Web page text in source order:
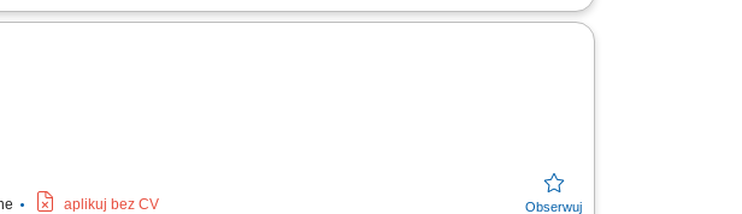
o jakość i terminowość; Utrzymywanie porządku w strefie stolarskiej,
aplikuj bez CV